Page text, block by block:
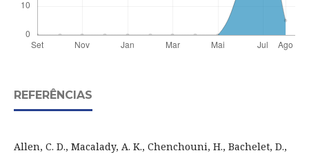
REFERÊNCIAS
Allen, C. D., Macalady, A. K., Chenchouni, H., Bachelet, D.,